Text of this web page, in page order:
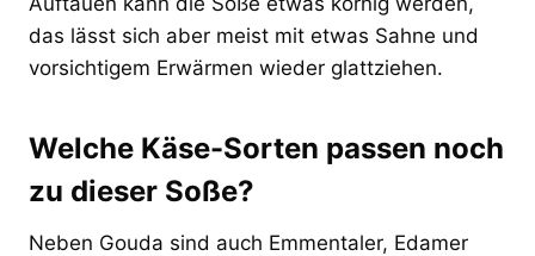
das lässt sich aber meist mit etwas Sahne und
vorsichtigem Erwärmen wieder glattziehen.
Welche Käse-Sorten passen noch
zu dieser Soße?
Neben Gouda sind auch Emmentaler, Edamer